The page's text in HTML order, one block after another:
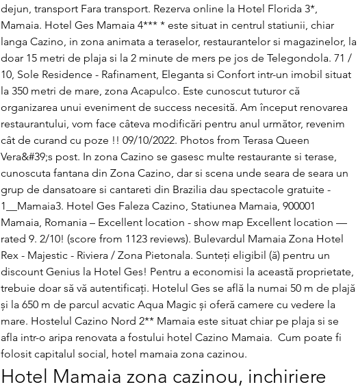
dejun, transport Fara transport. Rezerva online la Hotel Florida 3*,
Mamaia. Hotel Ges Mamaia 4*** * este situat in centrul statiunii, chiar
langa Cazino, in zona animata a teraselor, restaurantelor si magazinelor, la
doar 15 metri de plaja si la 2 minute de mers pe jos de Telegondola. 71 /
10, Sole Residence - Rafinament, Eleganta si Confort intr-un imobil situat
la 350 metri de mare, zona Acapulco. Este cunoscut tuturor că
organizarea unui eveniment de success necesită. Am început renovarea
restaurantului, vom face câteva modificări pentru anul următor, revenim
cât de curand cu poze !! 09/10/2022. Photos from Terasa Queen
Vera&#39;s post. In zona Cazino se gasesc multe restaurante si terase,
cunoscuta fantana din Zona Cazino, dar si scena unde seara de seara un
grup de dansatoare si cantareti din Brazilia dau spectacole gratuite -
1__Mamaia3. Hotel Ges Faleza Cazino, Statiunea Mamaia, 900001
Mamaia, Romania – Excellent location - show map Excellent location —
rated 9. 2/10! (score from 1123 reviews). Bulevardul Mamaia Zona Hotel
Rex - Majestic - Riviera / Zona Pietonala. Sunteți eligibil (ă) pentru un
discount Genius la Hotel Ges! Pentru a economisi la această proprietate,
trebuie doar să vă autentificați. Hotelul Ges se află la numai 50 m de plajă
și la 650 m de parcul acvatic Aqua Magic și oferă camere cu vedere la
mare. Hostelul Cazino Nord 2** Mamaia este situat chiar pe plaja si se
afla intr-o aripa renovata a fostului hotel Cazino Mamaia.  Cum poate fi
folosit capitalul social, hotel mamaia zona cazinou.
Hotel Mamaia zona cazinou, inchiriere